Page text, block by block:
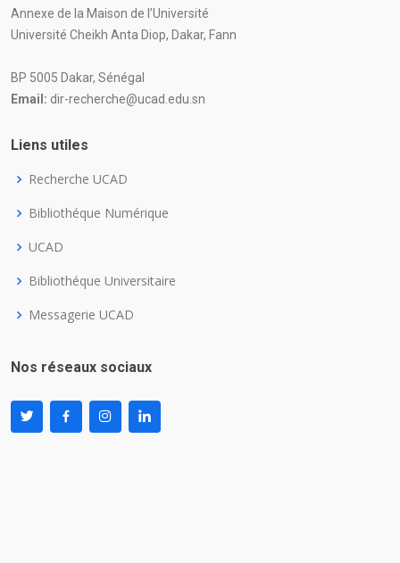
Annexe de la Maison de l’Université
Université Cheikh Anta Diop, Dakar, Fann
BP 5005 Dakar, Sénégal
Email: dir-recherche@ucad.edu.sn
Liens utiles
Recherche UCAD
Bibliothéque Numérique
UCAD
Bibliothéque Universitaire
Messagerie UCAD
Nos réseaux sociaux